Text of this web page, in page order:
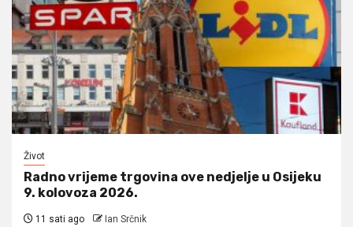
Život
Radno vrijeme trgovina ove nedjelje u Osijeku
9. kolovoza 2026.
11 sati ago Ian Srčnik